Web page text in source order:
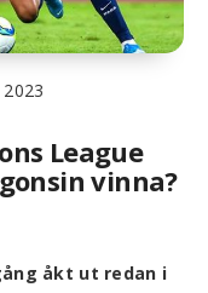
League
vinna?
åkt ut redan i